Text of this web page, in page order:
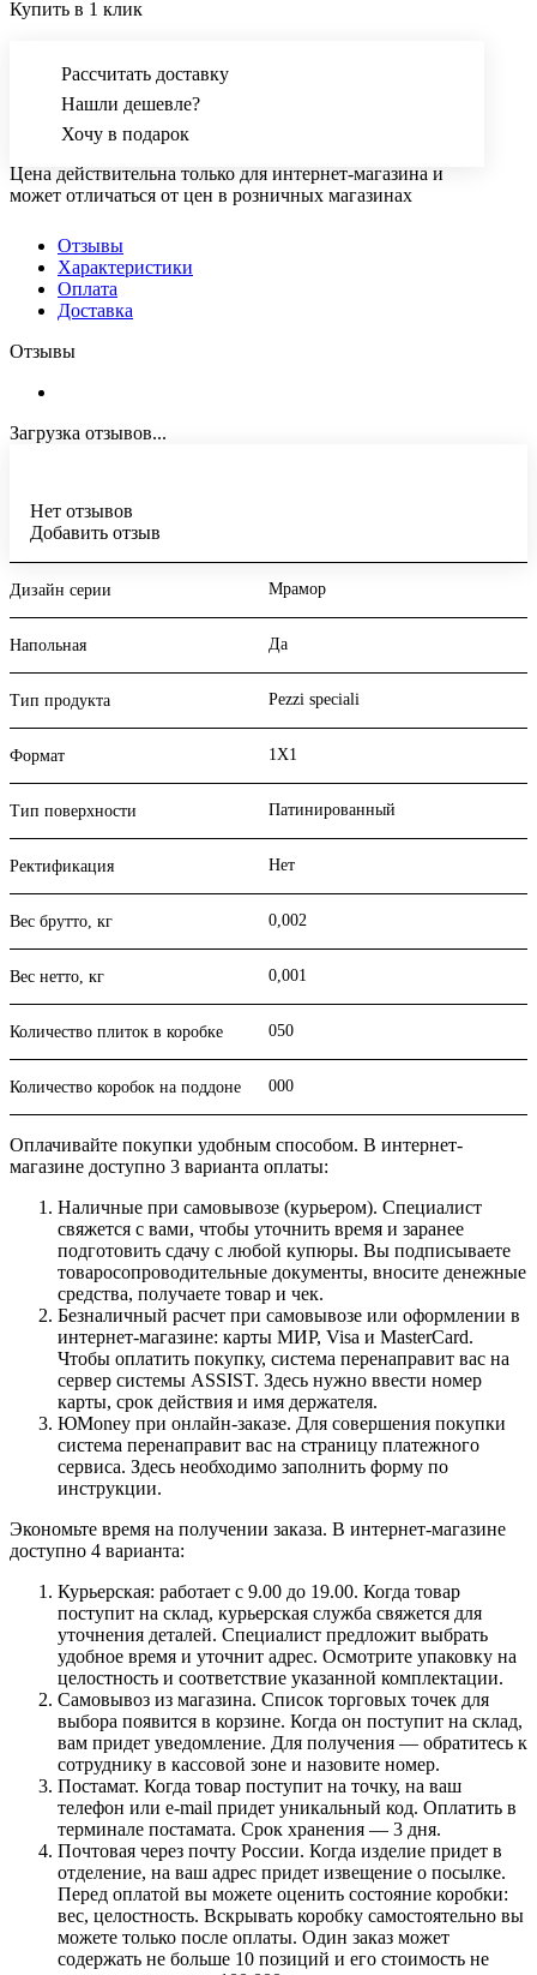
Купить в 1 клик
Рассчитать доставку
Нашли дешевле?
Хочу в подарок
Цена действительна только для интернет-магазина и
может отличаться от цен в розничных магазинах
Отзывы
Характеристики
Оплата
Доставка
Отзывы
Загрузка отзывов...
Нет отзывов
Добавить отзыв
Дизайн серии Мрамор
Напольная Да
Тип продукта Pezzi speciali
Формат 1X1
Тип поверхности Патинированный
Ректификация Нет
Вес брутто, кг 0,002
Вес нетто, кг 0,001
Количество плиток в коробке 050
Количество коробок на поддоне 000
Оплачивайте покупки удобным способом. В интернет-
магазине доступно 3 варианта оплаты:
Наличные при самовывозе (курьером). Специалист
свяжется с вами, чтобы уточнить время и заранее
подготовить сдачу с любой купюры. Вы подписываете
товаросопроводительные документы, вносите денежные
средства, получаете товар и чек.
Безналичный расчет при самовывозе или оформлении в
интернет-магазине: карты МИР, Visa и MasterCard.
Чтобы оплатить покупку, система перенаправит вас на
сервер системы ASSIST. Здесь нужно ввести номер
карты, срок действия и имя держателя.
ЮMoney при онлайн-заказе. Для совершения покупки
система перенаправит вас на страницу платежного
сервиса. Здесь необходимо заполнить форму по
инструкции.
Экономьте время на получении заказа. В интернет-магазине
доступно 4 варианта:
Курьерская: работает с 9.00 до 19.00. Когда товар
поступит на склад, курьерская служба свяжется для
уточнения деталей. Специалист предложит выбрать
удобное время и уточнит адрес. Осмотрите упаковку на
целостность и соответствие указанной комплектации.
Самовывоз из магазина. Список торговых точек для
выбора появится в корзине. Когда он поступит на склад,
вам придет уведомление. Для получения — обратитесь к
сотруднику в кассовой зоне и назовите номер.
Постамат. Когда товар поступит на точку, на ваш
телефон или e-mail придет уникальный код. Оплатить в
терминале постамата. Срок хранения — 3 дня.
Почтовая через почту России. Когда изделие придет в
отделение, на ваш адрес придет извещение о посылке.
Перед оплатой вы можете оценить состояние коробки:
вес, целостность. Вскрывать коробку самостоятельно вы
можете только после оплаты. Один заказ может
содержать не больше 10 позиций и его стоимость не